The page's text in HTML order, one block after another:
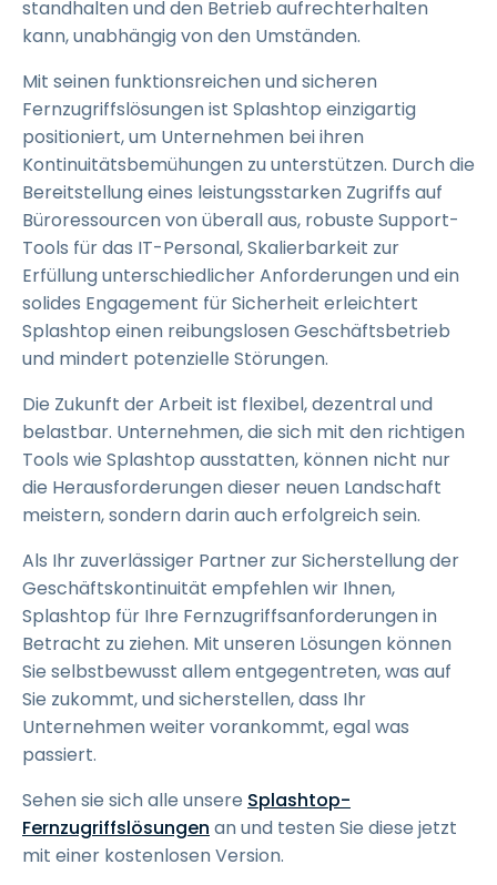
standhalten und den Betrieb aufrechterhalten
kann, unabhängig von den Umständen.
Mit seinen funktionsreichen und sicheren
Fernzugriffslösungen ist Splashtop einzigartig
positioniert, um Unternehmen bei ihren
Kontinuitätsbemühungen zu unterstützen. Durch die
Bereitstellung eines leistungsstarken Zugriffs auf
Büroressourcen von überall aus, robuste Support-
Tools für das IT-Personal, Skalierbarkeit zur
Erfüllung unterschiedlicher Anforderungen und ein
solides Engagement für Sicherheit erleichtert
Splashtop einen reibungslosen Geschäftsbetrieb
und mindert potenzielle Störungen.
Die Zukunft der Arbeit ist flexibel, dezentral und
belastbar. Unternehmen, die sich mit den richtigen
Tools wie Splashtop ausstatten, können nicht nur
die Herausforderungen dieser neuen Landschaft
meistern, sondern darin auch erfolgreich sein.
Als Ihr zuverlässiger Partner zur Sicherstellung der
Geschäftskontinuität empfehlen wir Ihnen,
Splashtop für Ihre Fernzugriffsanforderungen in
Betracht zu ziehen. Mit unseren Lösungen können
Sie selbstbewusst allem entgegentreten, was auf
Sie zukommt, und sicherstellen, dass Ihr
Unternehmen weiter vorankommt, egal was
passiert.
Sehen sie sich alle unsere Splashtop-
Fernzugriffslösungen an und testen Sie diese jetzt
mit einer kostenlosen Version.